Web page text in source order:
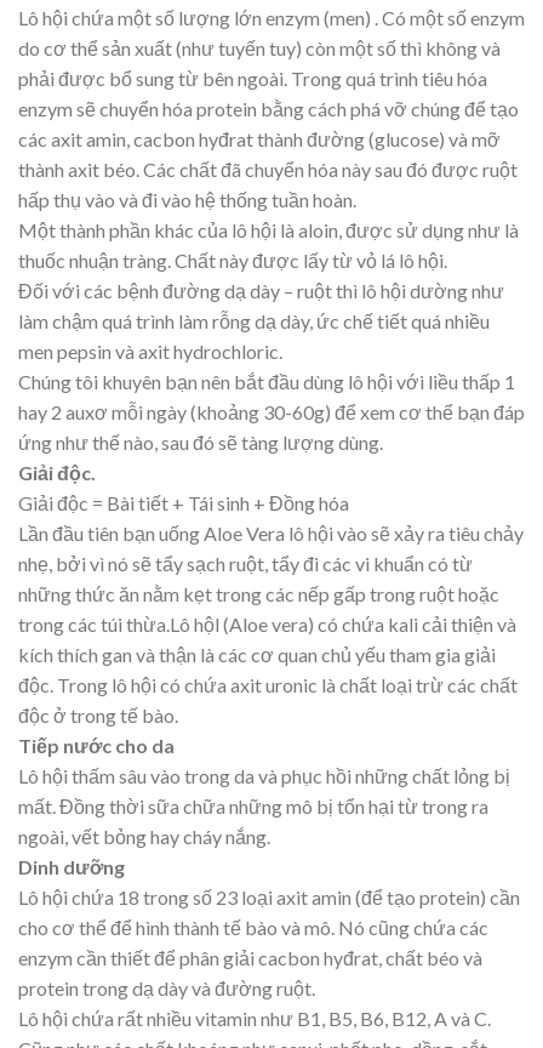
Lô hội chứa một số lượng lớn enzym (men) . Có một số enzym
do cơ thể sản xuất (như tuyến tuy) còn một số thì không và
phải được bổ sung từ bên ngoài. Trong quá trình tiêu hóa
enzym sẽ chuyển hóa protein bằng cách phá vỡ chúng để tạo
các axit amin, cacbon hyđrat thành đường (glucose) và mỡ
thành axit béo. Các chất đã chuyển hóa này sau đó được ruột
hấp thụ vào và đi vào hệ thống tuần hoàn.
Một thành phần khác của lô hội là aloin, được sử dụng như là
thuốc nhuận tràng. Chất này được lấy từ vỏ lá lô hội.
Đối với các bệnh đường dạ dày – ruột thì lô hội dường như
làm chậm quá trình làm rỗng dạ dày, ức chế tiết quá nhiều
men pepsin và axit hydrochloric.
Chúng tôi khuyên bạn nên bắt đầu dùng lô hội với liều thấp 1
hay 2 auxơ mỗi ngày (khoảng 30-60g) để xem cơ thể bạn đáp
ứng như thế nào, sau đó sẽ tàng lượng dùng.
Giải độc.
Giải độc = Bài tiết + Tái sinh + Đồng hóa
Lần đầu tiên bạn uống Aloe Vera lô hội vào sẽ xảy ra tiêu chảy
nhẹ, bởi vì nó sẽ tẩy sạch ruột, tẩy đi các vi khuẩn có từ
những thức ăn nằm kẹt trong các nếp gấp trong ruột hoặc
trong các túi thừa.Lô hộl (Aloe vera) có chứa kali cải thiện và
kích thích gan và thận là các cơ quan chủ yếu tham gia giải
độc. Trong lô hội có chứa axit uronic là chất loại trừ các chất
độc ở trong tế bào.
Tiếp nước cho da
Lô hội thấm sâu vào trong da và phục hồi những chất lỏng bị
mất. Đồng thời sữa chữa những mô bị tổn hại từ trong ra
ngoài, vết bỏng hay cháy nắng.
Dinh dưỡng
Lô hội chứa 18 trong số 23 loại axit amin (để tạo protein) cần
cho cơ thể để hình thành tế bào và mô. Nó cũng chứa các
enzym cần thiết để phân giải cacbon hyđrat, chất béo và
protein trong dạ dày và đường ruột.
Lô hội chứa rất nhiều vitamin như B1, B5, B6, B12, A và C.